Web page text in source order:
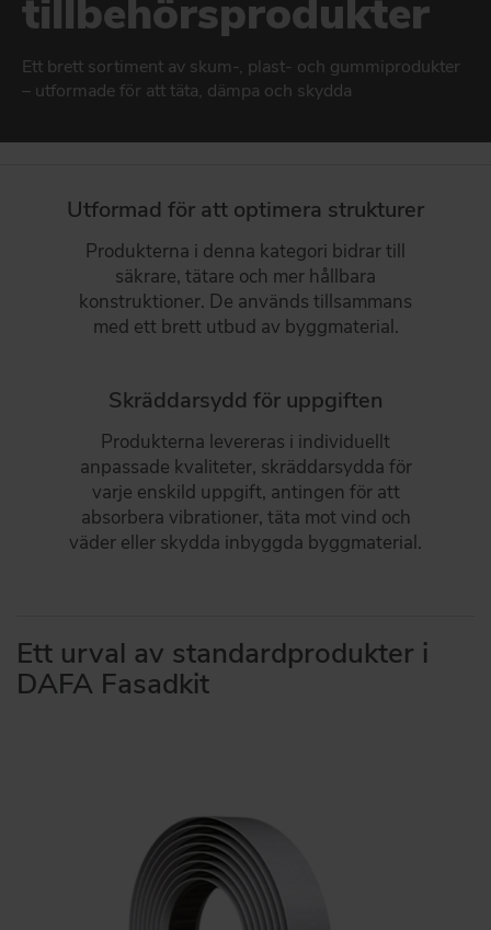
tillbehörsprodukter
Ett brett sortiment av skum-, plast- och gummiprodukter
– utformade för att täta, dämpa och skydda
Utformad för att optimera strukturer
Produkterna i denna kategori bidrar till
säkrare, tätare och mer hållbara
konstruktioner. De används tillsammans
med ett brett utbud av byggmaterial.
Skräddarsydd för uppgiften
Produkterna levereras i individuellt
anpassade kvaliteter, skräddarsydda för
varje enskild uppgift, antingen för att
absorbera vibrationer, täta mot vind och
väder eller skydda inbyggda byggmaterial.
Ett urval av standardprodukter i
DAFA Fasadkit
Produkter til facader
DAFA GLAS, FÖNSTER- OCH DÖRRTÄTNING
Tätning av fönster och dörrar
GARANTIER
GÅ TILL PRODUKTER
DAFA BUILDING SOLUTIONS
DAFA INDUSTRIAL SOLUTIONS